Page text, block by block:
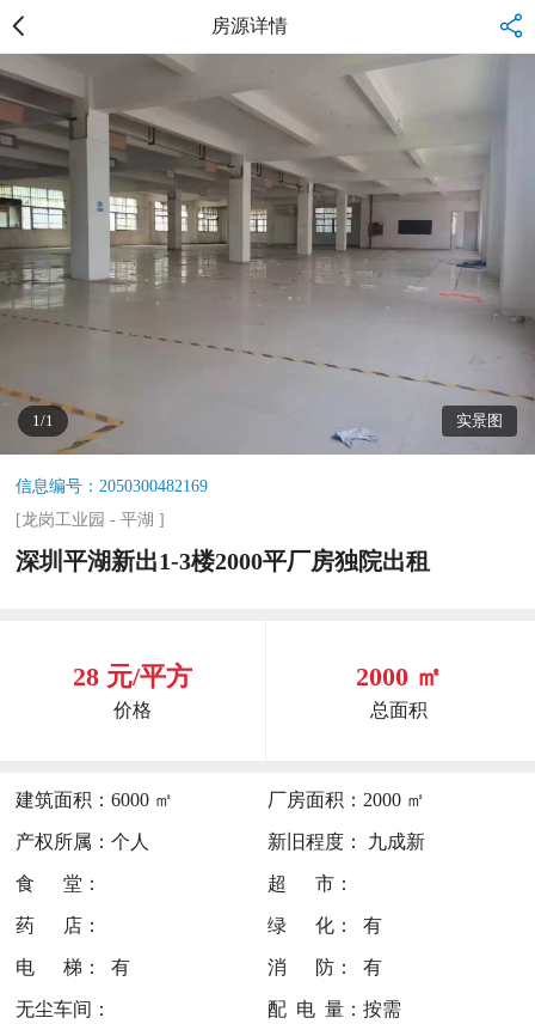
房源详情
1/1 实景图
信息编号：2050300482169
[龙岗工业园 -平湖 ]
深圳平湖新出1-3楼2000平厂房独院出租
28 元/平方
价格
2000 ㎡
总面积
建筑面积：6000 ㎡ 厂房面积： 2000 ㎡
产权所属：个人 新旧程度： 九成新
食 堂： 超 市：
药 店： 绿 化： 有
电 梯： 有 消 防： 有
无尘车间： 配 电 量： 按需